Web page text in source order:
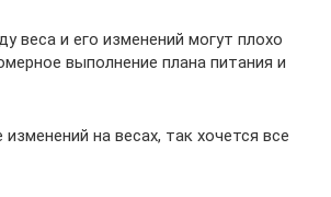
веса и его изменений могут плохо
выполнение плана питания и
на весах, так хочется все